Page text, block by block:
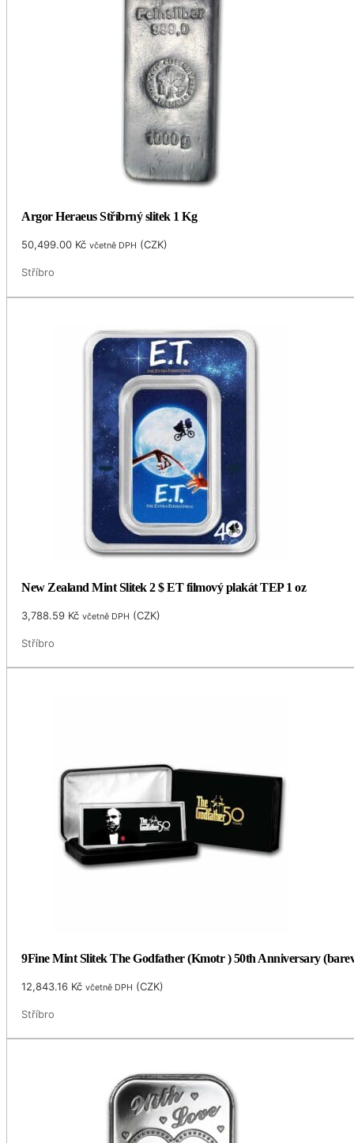
Argor Heraeus Stříbrný slitek 1 Kg
50,499.00 Kč včetně DPH (CZK)
Stříbro
New Zealand Mint Slitek 2 $ ET filmový plakát TEP 1 oz
3,788.59 Kč včetně DPH (CZK)
Stříbro
9Fine Mint Slitek The Godfather (Kmotr ) 50th Anniversary
12,843.16 Kč včetně DPH (CZK)
Stříbro